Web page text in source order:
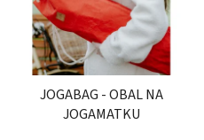
JOGABAG - OBAL NA
JOGAMATKU